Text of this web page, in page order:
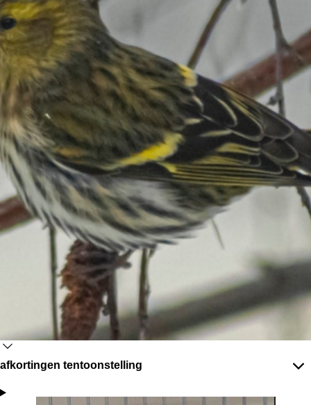
afkortingen tentoonstelling